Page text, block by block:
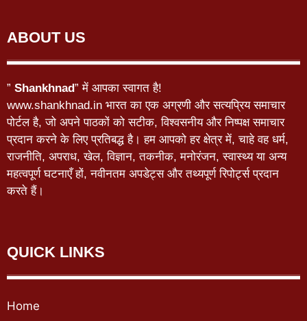
ABOUT US
” Shankhnad” में आपका स्वागत है!
www.shankhnad.in भारत का एक अग्रणी और सत्यप्रिय समाचार
पोर्टल है, जो अपने पाठकों को सटीक, विश्वसनीय और निष्पक्ष समाचार
प्रदान करने के लिए प्रतिबद्ध है। हम आपको हर क्षेत्र में, चाहे वह धर्म,
राजनीति, अपराध, खेल, विज्ञान, तकनीक, मनोरंजन, स्वास्थ्य या अन्य
महत्वपूर्ण घटनाएँ हों, नवीनतम अपडेट्स और तथ्यपूर्ण रिपोर्ट्स प्रदान
करते हैं।
QUICK LINKS
Home